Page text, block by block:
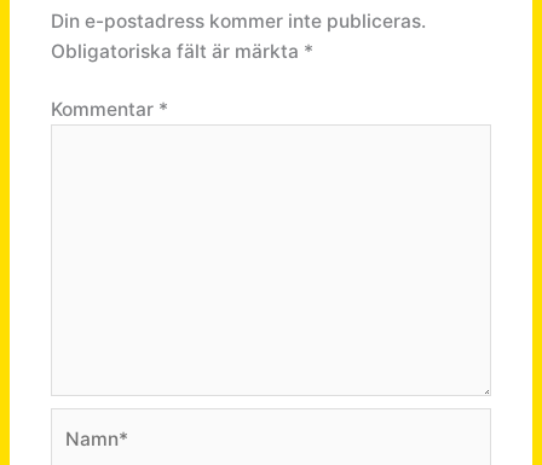
Din e-postadress kommer inte publiceras.
Obligatoriska fält är märkta *
Kommentar *